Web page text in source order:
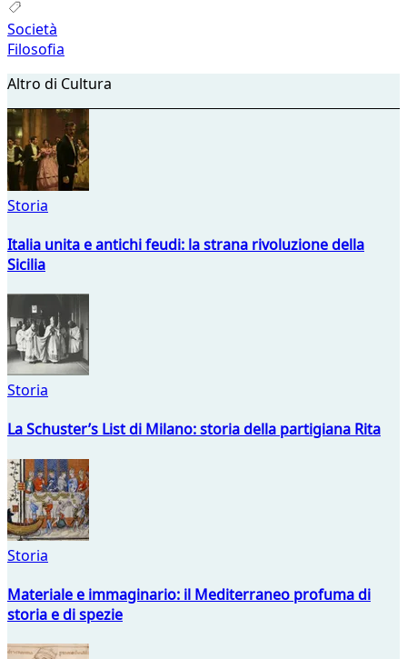
Società
Filosofia
Altro di Cultura
Storia
Italia unita e antichi feudi: la strana rivoluzione della
Sicilia
Storia
La Schuster’s List di Milano: storia della partigiana Rita
Storia
Materiale e immaginario: il Mediterraneo profuma di
storia e di spezie